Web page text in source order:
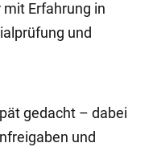
Erfahrung in
und
gedacht – dabei
und